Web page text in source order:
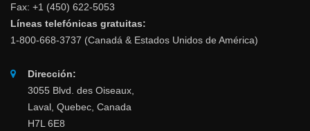
Fax: +1 (450) 622-5053
Líneas telefónicas gratuitas:
1-800-668-3737 (Canadá & Estados Unidos de América)
Dirección:
3055 Blvd. des Oiseaux,
Laval, Quebec, Canada
H7L 6E8